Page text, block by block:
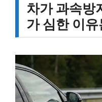
차가 과속방
가 심한 이유